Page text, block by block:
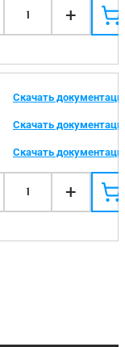
1 +
Скачать
Скачать
Скачать
1 +